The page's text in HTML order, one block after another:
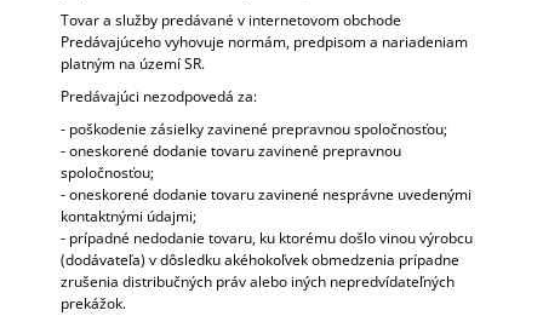
Tovar a služby predávané v internetovom obchode
Predávajúceho vyhovuje normám, predpisom a nariadeniam
platným na území SR.
Predávajúci nezodpovedá za:
- poškodenie zásielky zavinené prepravnou spoločnosťou;
- oneskorené dodanie tovaru zavinené prepravnou
spoločnosťou;
- oneskorené dodanie tovaru zavinené nesprávne uvedenými
kontaktnými údajmi;
- prípadné nedodanie tovaru, ku ktorému došlo vinou výrobcu
(dodávateľa) v dôsledku akéhokoľvek obmedzenia prípadne
zrušenia distribučných práv alebo iných nepredvídateľných
prekážok.